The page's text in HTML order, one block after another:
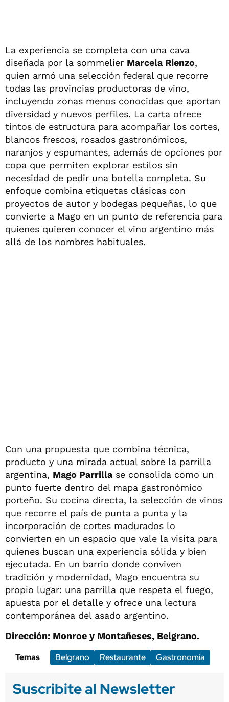
La experiencia se completa con una cava
diseñada por la sommelier Marcela Rienzo,
quien armó una selección federal que recorre
todas las provincias productoras de vino,
incluyendo zonas menos conocidas que aportan
diversidad y nuevos perfiles. La carta ofrece
tintos de estructura para acompañar los cortes,
blancos frescos, rosados gastronómicos,
naranjos y espumantes, además de opciones por
copa que permiten explorar estilos sin
necesidad de pedir una botella completa. Su
enfoque combina etiquetas clásicas con
proyectos de autor y bodegas pequeñas, lo que
convierte a Mago en un punto de referencia para
quienes quieren conocer el vino argentino más
allá de los nombres habituales.
Con una propuesta que combina técnica,
producto y una mirada actual sobre la parrilla
argentina, Mago Parrillase consolida como un
punto fuerte dentro del mapa gastronómico
porteño. Su cocina directa, la selección de vinos
que recorre el país de punta a punta y la
incorporación de cortes madurados lo
convierten en un espacio que vale la visita para
quienes buscan una experiencia sólida y bien
ejecutada. En un barrio donde conviven
tradición y modernidad, Mago encuentra su
propio lugar: una parrilla que respeta el fuego,
apuesta por el detalle y ofrece una lectura
contemporánea del asado argentino.
Dirección: Monroe y Montañeses, Belgrano.
Temas
Belgrano Restaurante Gastronomía
Suscribite al Newsletter